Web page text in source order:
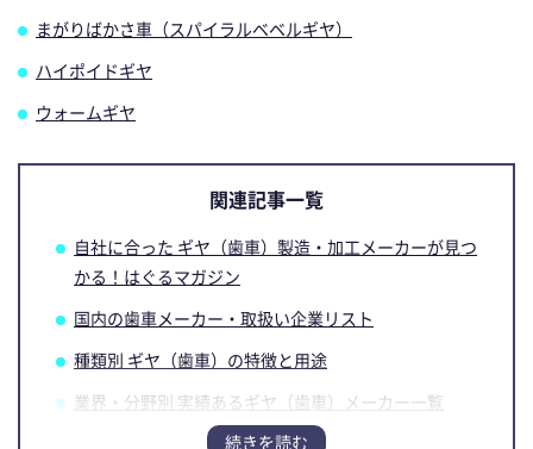
まがりばかさ車（スパイラルベベルギヤ）
ハイポイドギヤ
ウォームギヤ
関連記事一覧
自社に合った ギヤ（歯車）製造・加工メーカーが見つ
かる！はぐるマガジン
国内の歯車メーカー・取扱い企業リスト
種類別 ギヤ（歯車）の特徴と用途
業界・分野別 実績あるギヤ（歯車）メーカー一覧
ギヤ（歯車）メーカーの選び方